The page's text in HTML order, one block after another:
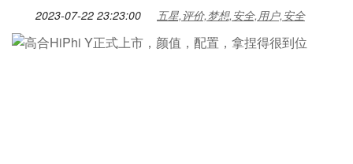
2023-07-22 23:23:00 五星,评价,梦想,安全,用户,安全